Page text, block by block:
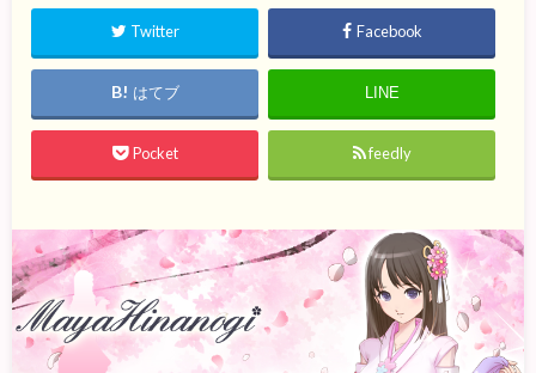
Twitter Facebook
はてブ LINE
Pocket feedly